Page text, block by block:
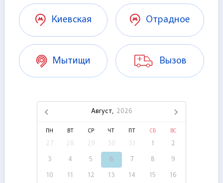
Киевская Отрадное
Мытищи Вызов
Август, 2026
ПН ВТ СР ЧТ СБ ВС
27 28 29 30 31 1 2
3 4 5 6 7 8 9
10 11 12 13 14 15 16